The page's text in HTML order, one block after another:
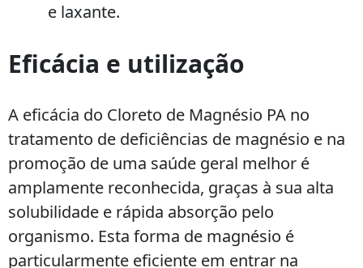
e laxante.
Eficácia e utilização
A eficácia do Cloreto de Magnésio PA no
tratamento de deficiências de magnésio e na
promoção de uma saúde geral melhor é
amplamente reconhecida, graças à sua alta
solubilidade e rápida absorção pelo
organismo. Esta forma de magnésio é
particularmente eficiente em entrar na